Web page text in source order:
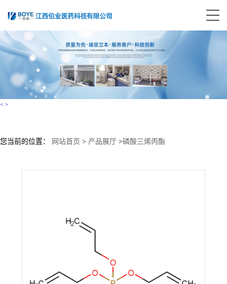
< >
您当前的位置： 网站首页 > 产品展厅 >磷酸三烯丙酯